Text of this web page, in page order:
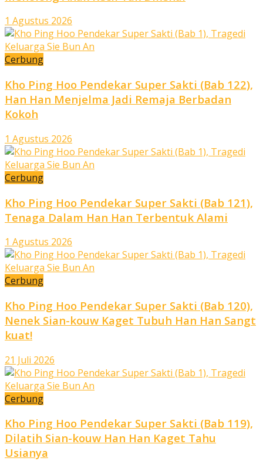
1 Agustus 2026
Cerbung
Kho Ping Hoo Pendekar Super Sakti (Bab 122),
Han Han Menjelma Jadi Remaja Berbadan
Kokoh
1 Agustus 2026
Cerbung
Kho Ping Hoo Pendekar Super Sakti (Bab 121),
Tenaga Dalam Han Han Terbentuk Alami
1 Agustus 2026
Cerbung
Kho Ping Hoo Pendekar Super Sakti (Bab 120),
Nenek Sian-kouw Kaget Tubuh Han Han Sangt
kuat!
21 Juli 2026
Cerbung
Kho Ping Hoo Pendekar Super Sakti (Bab 119),
Dilatih Sian-kouw Han Han Kaget Tahu
Usianya